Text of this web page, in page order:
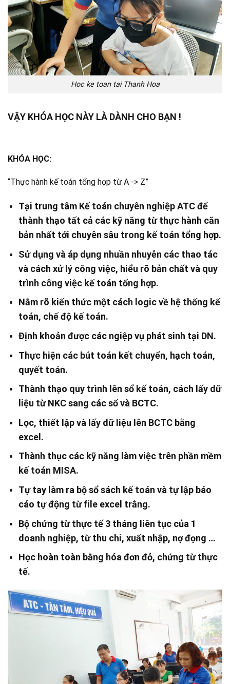
Hoc ke toan tai Thanh Hoa
VẬY KHÓA HỌC NÀY LÀ DÀNH CHO BẠN !
KHÓA HỌC:
“Thực hành kế toán tổng hợp từ A -> Z”
Tại trung tâm Kế toán chuyên nghiệp ATC để
thành thạo tất cả các kỹ năng từ thực hành căn
bản nhất tới chuyên sâu trong kế toán tổng hợp.
Sử dụng và áp dụng nhuần nhuyễn các thao tác
và cách xử lý công việc, hiểu rõ bản chất và quy
trình công việc kế toán tổng hợp.
Nắm rõ kiến thức một cách logic về hệ thống kế
toán, chế độ kế toán.
Định khoản được các ngiệp vụ phát sinh tại DN.
Thực hiện các bút toán kết chuyển, hạch toán,
quyết toán.
Thành thạo quy trình lên sổ kế toán, cách lấy dữ
liệu từ NKC sang các sổ và BCTC.
Lọc, thiết lập và lấy dữ liệu lên BCTC bằng
excel.
Thành thục các kỹ năng làm việc trên phần mềm
kế toán MISA.
Tự tay làm ra bộ sổ sách kế toán và tự lập báo
cáo tự động từ file excel trắng.
Bộ chứng từ thực tế 3 tháng liên tục của 1
doanh nghiệp, từ thu chi, xuất nhập, nợ đọng …
Học hoàn toàn bằng hóa đơn đỏ, chứng từ thực
tế.